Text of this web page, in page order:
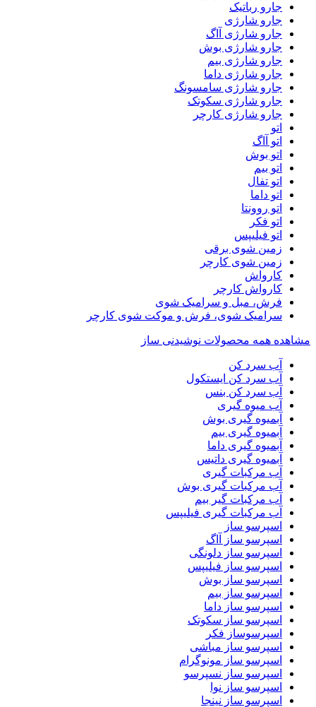
جارو رباتیک
جارو شارژی
جارو شارژی آاگ
جارو شارژی بوش
جارو شارژی بیم
جارو شارژی داما
جارو شارژی سامسونگ
جارو شارژی سکوتک
جارو شارژی کارچر
اتو
اتو آاگ
اتو بوش
اتو بیم
اتو تفال
اتو داما
اتو روونتا
اتو فکر
اتو فیلیپس
زمین شوی برقی
زمین شوی کارچر
کارواش
کارواش کارچر
فرش، مبل و سرامیک شوی
سرامیک شوی، فرش و موکت شوی کارچر
مشاهده همه محصولات نوشیدنی ساز
آب سرد کن
آب سرد کن ایستکول
آب سرد کن بنس
آب میوه گیری
آبمیوه گیری بوش
آبمیوه گیری بیم
آبمیوه گیری داما
آبمیوه گیری داتیس
آب مرکبات گیری
آب مرکبات گیری بوش
آب مرکبات گیر بیم
آب مرکبات گیری فیلیپس
اسپرسو ساز
اسپرسو ساز آاگ
اسپرسو ساز دلونگی
اسپرسو ساز فیلیپس
اسپرسو ساز بوش
اسپرسو ساز بیم
اسپرسو ساز داما
اسپرسو ساز سکوتک
اسپرسوساز فکر
اسپرسو ساز مباشی
اسپرسو ساز مونوگرام
اسپرسو ساز نسپرسو
اسپرسو ساز نوا
اسپرسو ساز نینجا